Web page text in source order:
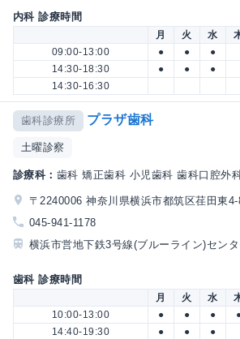
内科 診療時間
月 火 水
09:00-13:00
● ● ●
14:30-18:30
● ● ●
14:30-16:30
歯科診療所 プラザ歯科
土曜診察
診療科： 歯科 矯正歯科 小児歯科 歯科口腔外
〒2240006 神奈川県横浜市都筑区荏田東
045-941-1178
横浜市営地下鉄3号線(ブルーライン)セン
歯科 診療時間
月 火 水
10:00-13:00
● ● ●
14:40-19:30
● ● ●